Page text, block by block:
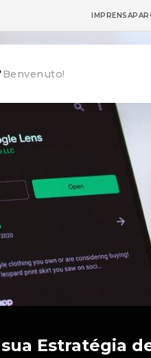
IMPRENSA
Willkommen!
Estratégia